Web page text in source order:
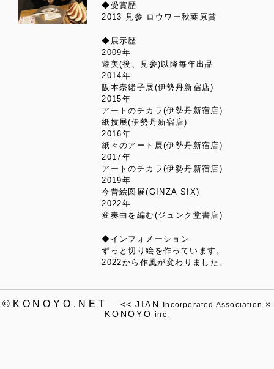
◆受賞歴
2013 見参 ロウワー秋葉原賞
◆展示歴
2009年
遊美(後、見参)以降毎年出品
2014年
阪本奈緒子展(伊勢丹新宿店)
2015年
アートのチカラ(伊勢丹新宿店)
紙技展(伊勢丹新宿店)
2016年
紙々のアート展(伊勢丹新宿店)
2017年
アートのチカラ(伊勢丹新宿店)
2019年
今昔絵図展(GINZA SIX)
2022年
変奏曲を編む(ジュンク堂書店)
◆インフォメーション
ずっと切り絵を作っています。
2022から作風が変わりました。
©KONOYO.NET << JIAN Incorporated Association ×
KONOYO inc.